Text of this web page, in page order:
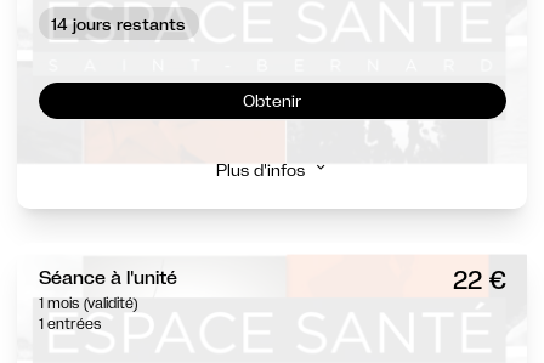
14 jours restants
Obtenir
Plus d'infos
Séance à l'unité
1 mois (validité)
1 entrées
22 €